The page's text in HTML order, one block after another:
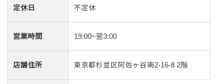
定休日 不定休
営業時間 19:00~翌3:00
店舗住所 東京都杉並区阿佐ヶ谷南2-16-8 2階